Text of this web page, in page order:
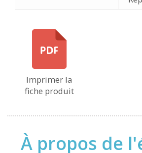
Imprimer la
fiche produit
À propos de